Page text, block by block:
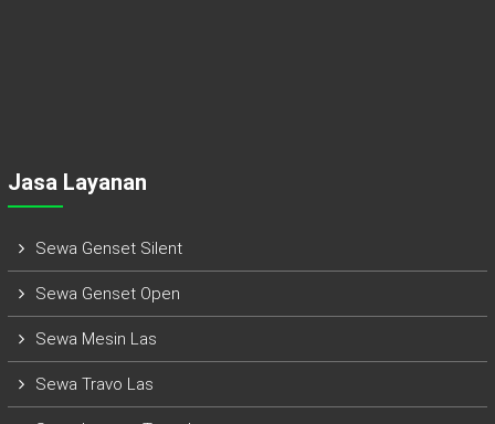
Jasa Layanan
Sewa Genset Silent
Sewa Genset Open
Sewa Mesin Las
Sewa Travo Las